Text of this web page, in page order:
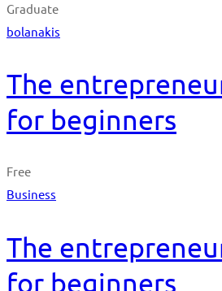
Graduate
bolanakis
The
for beginners
Free
Business
The
for beginners